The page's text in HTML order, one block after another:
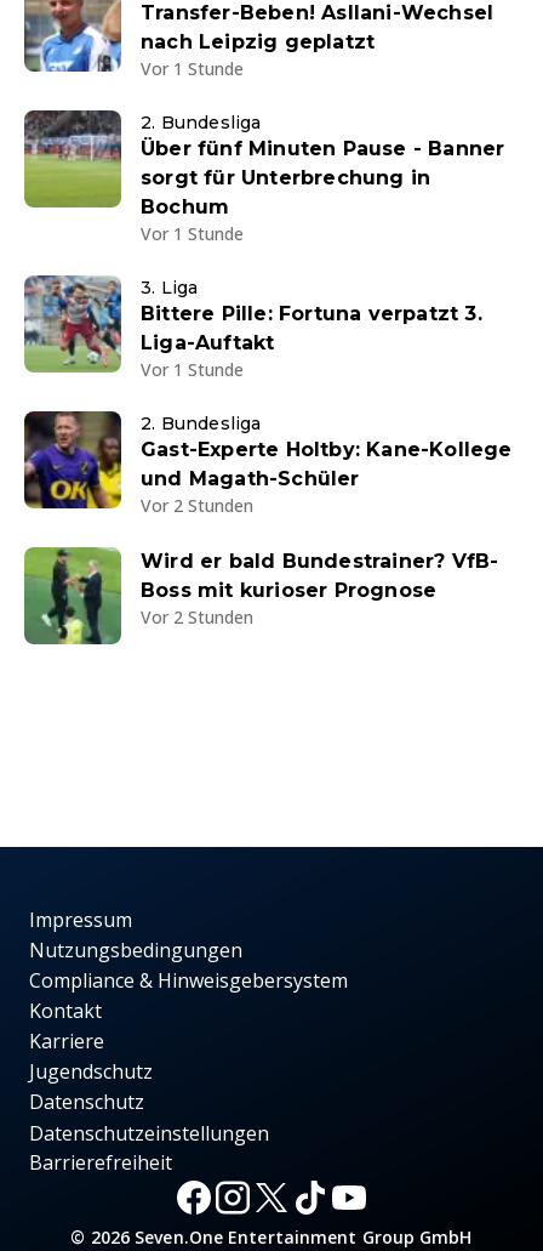
Transfer-Beben! Asllani-Wechsel
nach Leipzig geplatzt
Vor 1 Stunde
2. Bundesliga
Über fünf Minuten Pause - Banner
sorgt für Unterbrechung in
Bochum
Vor 1 Stunde
3. Liga
Bittere Pille: Fortuna verpatzt 3.
Liga-Auftakt
Vor 1 Stunde
2. Bundesliga
Gast-Experte Holtby: Kane-Kollege
und Magath-Schüler
Vor 2 Stunden
Wird er bald Bundestrainer? VfB-
Boss mit kurioser Prognose
Vor 2 Stunden
Impressum
Nutzungsbedingungen
Compliance & Hinweisgebersystem
Kontakt
Karriere
Jugendschutz
Datenschutz
Datenschutzeinstellungen
Barrierefreiheit
© 2026 Seven.One Entertainment Group GmbH